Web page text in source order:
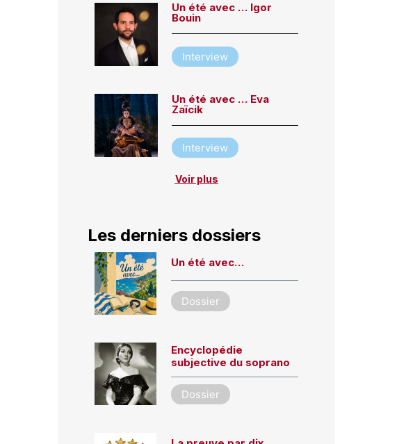
Un été avec … Igor
Bouin
Interview
Un été avec … Eva
Zaïcik
Interview
Voir plus
Les derniers dossiers
Un été avec…
Dossier
Encyclopédie
subjective du soprano
Dossier